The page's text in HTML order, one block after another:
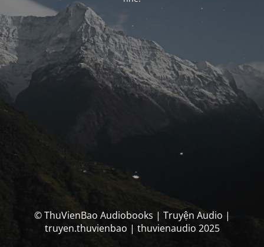
© ThuVienBao Audiobooks | Truyện Audio |
truyen.thuvienbao | thuvienaudio 2025